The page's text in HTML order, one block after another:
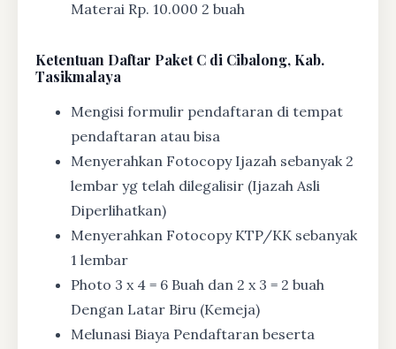
Materai Rp. 10.000 2 buah
Ketentuan Daftar Paket C di Cibalong, Kab.
Tasikmalaya
Mengisi formulir pendaftaran di tempat
pendaftaran atau bisa
Menyerahkan Fotocopy Ijazah sebanyak 2
lembar yg telah dilegalisir (Ijazah Asli
Diperlihatkan)
Menyerahkan Fotocopy KTP/KK sebanyak
1 lembar
Photo 3 x 4 = 6 Buah dan 2 x 3 = 2 buah
Dengan Latar Biru (Kemeja)
Melunasi Biaya Pendaftaran beserta